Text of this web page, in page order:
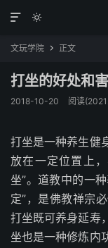


文玩学院  正文
打坐的好处和
2018-10-20 阅读
打坐是一种养生健
放在一定位置上
坐”。道教中的一
定”，是佛教禅宗
打坐既可养身延寿
坐也是一种修炼内